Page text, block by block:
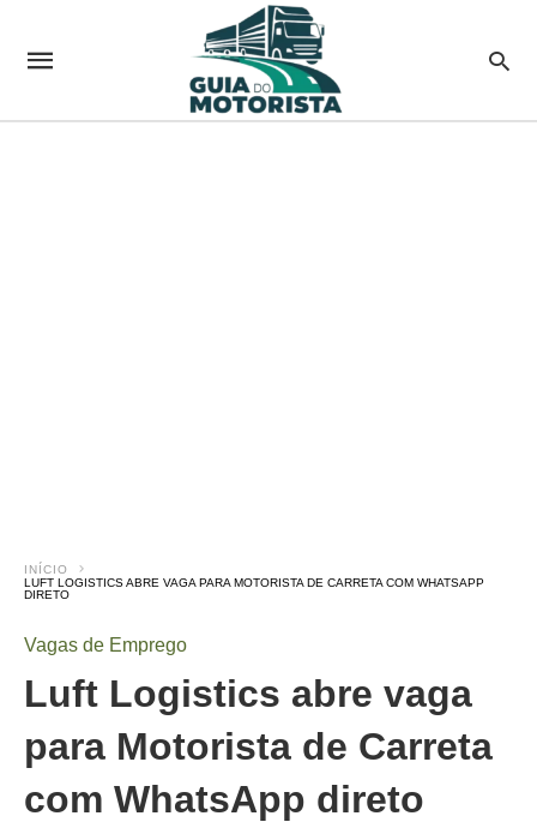
INÍCIO
LUFT LOGISTICS ABRE VAGA PARA MOTORISTA DE CARRETA COM WHATSAPP
DIRETO
Vagas de Emprego
Luft Logistics abre vaga
para Motorista de Carreta
com WhatsApp direto